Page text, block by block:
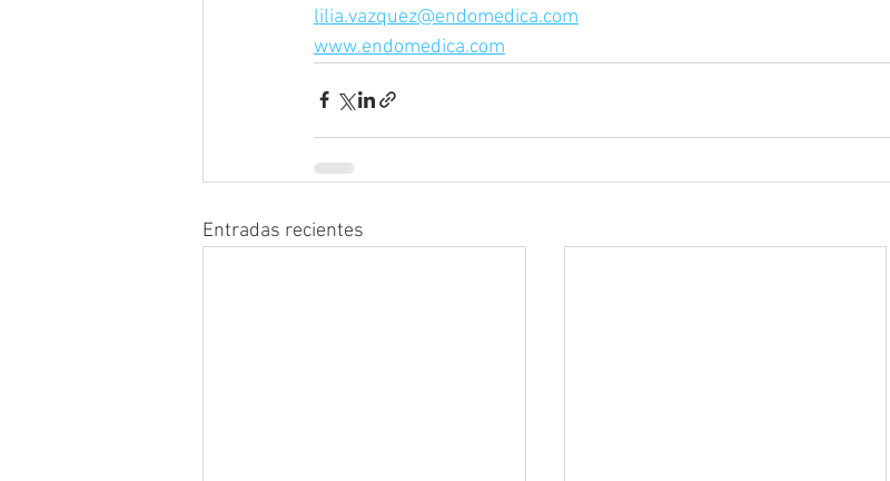
lilia.vazquez@endomedica.com
www.endomedica.com
Entradas recientes